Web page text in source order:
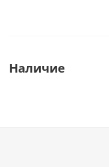
Наличие